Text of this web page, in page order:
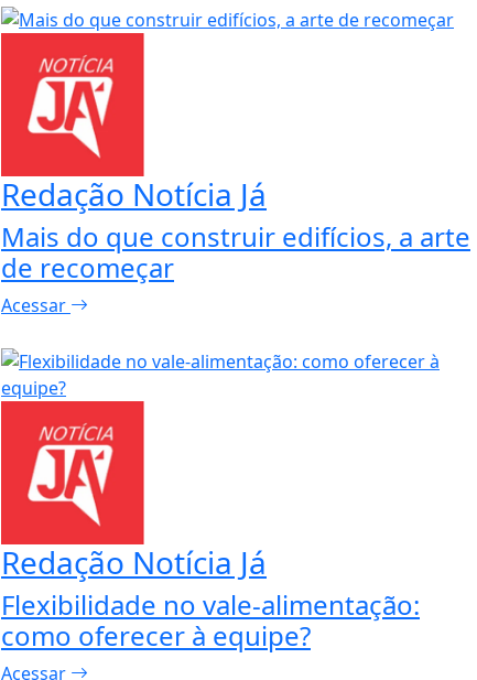
Redação Notícia Já
Mais do que construir edifícios, a arte
de recomeçar
Acessar
Redação Notícia Já
Flexibilidade no vale-alimentação:
como oferecer à equipe?
Acessar